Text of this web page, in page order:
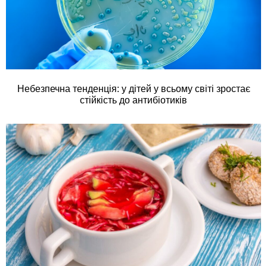
Небезпечна тенденція: у дітей у всьому світі зростає
стійкість до антибіотиків